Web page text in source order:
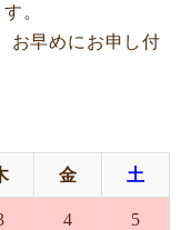
。
お早めにお申し付
金 土
4 5